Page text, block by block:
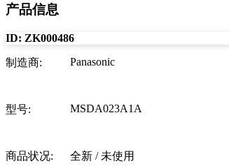
产品信息
ID: ZK000486
制造商: Panasonic
型号: MSDA023A1A
商品状况: 全新 / 未使用